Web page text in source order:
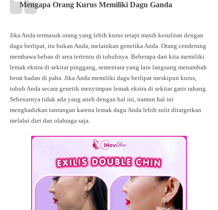
Mengapa Orang Kurus Memiliki Dagu Ganda
Jika Anda termasuk orang yang lebih kurus tetapi masih kesulitan dengan
dagu berlipat, itu bukan Anda, melainkan genetika Anda. Orang cenderung
membawa beban di area tertentu di tubuhnya. Beberapa dari kita memiliki
lemak ekstra di sekitar pinggang, sementara yang lain langsung menambah
berat badan di paha. Jika Anda memiliki dagu berlipat meskipun kurus,
tubuh Anda secara genetik menyimpan lemak ekstra di sekitar garis rahang.
Sebenarnya tidak ada yang aneh dengan hal ini, namun hal ini
menghadirkan tantangan karena lemak dagu Anda lebih sulit ditargetkan
melalui diet dan olahraga saja.